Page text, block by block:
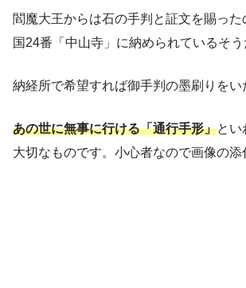
閻魔大王からは石の手判と証文を賜った
国24番「中山寺」に納められているそう
納経所で希望すれば御手判の墨刷りをい
あの世に無事に行ける「通行手形」とい
大切なものです。小心者なので画像の添